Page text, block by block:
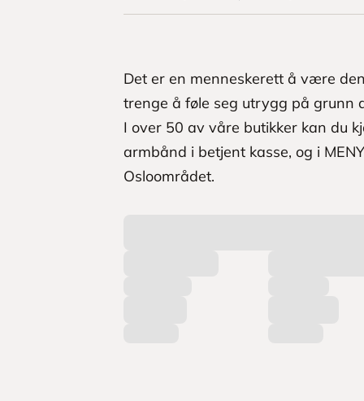
Det er en menneskerett å være
trenge å føle seg utrygg på grunn
I over 50 av våre butikker kan du
armbånd i betjent kasse, og i
Osloområdet.